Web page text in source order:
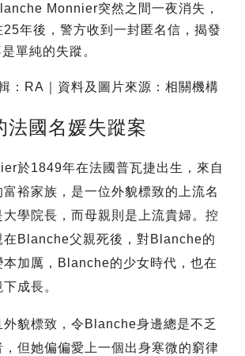
Monnier突然之間一夜消失，
年後，警方收到一封匿名信，揭發
單純的失蹤。
：RA｜資料及圖片來源：相關機構
法國名媛失蹤案
於1849年在法國普瓦捷出生，來自
裕家族，是一位外貌標致的上流名
學院長，而母親則是上流貴婦。控
在Blanche父親死後，對Blanche的
本加厲，Blanche的少女時代，也在
成長。
貌標致，令Blanche身邊總是不乏
但她偏偏愛上一個出身寒微的窮律